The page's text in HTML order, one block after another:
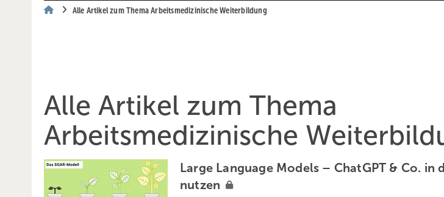
Alle Artikel zum Thema Arbeitsmedizinische Weiterbildung
Alle Artikel zum Thema
Arbeitsmedizinische
Large Language Models – ChatGPT & Co. in
nutzen